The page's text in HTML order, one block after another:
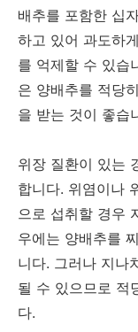
배추를 포함한 십
하고 있어 과도하
를 억제할 수 있습
은 양배추를 적당
을 받는 것이 좋습
위장 질환이 있는
합니다. 위염이나
으로 섭취할 경우
우에는 양배추를
니다. 그러나 지나
될 수 있으므로 적
다.